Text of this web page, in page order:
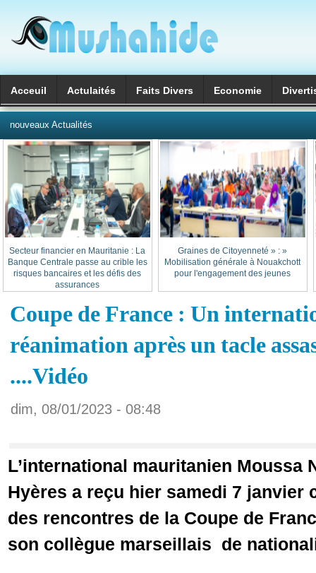
Acceuil Actulaités Faits Divers Economie
nouveaux Actualités
« Graines de Citoyenneté » :
Mobilisation générale à Nouakchott
pour l'engagement des jeunes
Secteur financier en Mauritanie : La
Banque Centrale passe au crible les
risques bancaires et les défis des
assurances
Coupe de France : Un
réanimation après un tacle
....Vidéo
dim, 08/01/2023 - 08:48
L’international mauritanien Moussa
Hyères a reçu hier samedi 7 janvier
des rencontres de la Coupe de
son collègue marseillais de